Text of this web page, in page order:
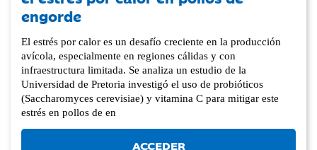
engorde
El estrés por calor es un desafío creciente en la producción
avícola, especialmente en regiones cálidas y con
infraestructura limitada. Se analiza un estudio de la
Universidad de Pretoria investigó el uso de probióticos
(Saccharomyces cerevisiae) y vitamina C para mitigar este
estrés en pollos de en
ACCEDER